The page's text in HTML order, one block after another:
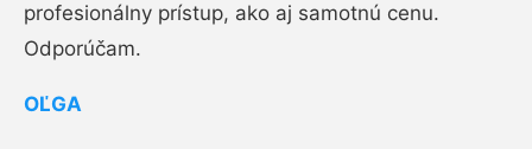
profesionálny prístup, ako aj samotnú cenu.
Odporúčam.
OĽGA